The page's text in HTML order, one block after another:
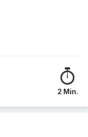
2 Min.